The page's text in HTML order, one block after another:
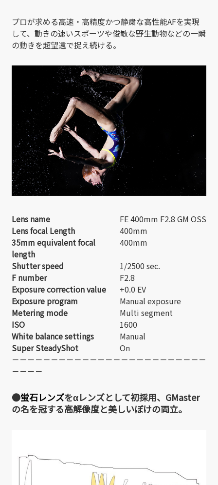
プロが求める高速・高精度かつ静粛な高性能AFを実現
して、動きの速いスポーツや俊敏な野生動物などの一瞬
の動きを超望遠で捉え続ける。
Lens name
FE 400mm F2.8 GM OSS
Lens focal Length
400mm
35mm equivalent focal
length
400mm
Shutter speed
1/2500 sec.
F number
F2.8
Exposure correction value
+0.0 EV
Exposure program
Manual exposure
Metering mode
Multi segment
ISO
1600
White balance settings
Manual
Super SteadyShot
On
－－－－－－－－－－－－－－－－－－－－－－－－－
－－－－
●蛍石レンズをαレンズとして初採用、GMaster
の名を冠する高解像度と美しいぼけの両立。